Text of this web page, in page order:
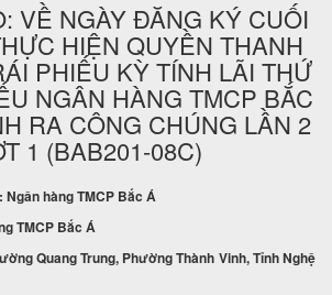
VỀ NGÀY ĐĂNG KÝ CUỐI
HIỆN QUYỀN THANH
PHIẾU KỲ TÍNH LÃI THỨ
NGÂN HÀNG TMCP BẮC
RA CÔNG CHÚNG LẦN 2
1 (BAB201-08C)
hàng TMCP Bắc Á
TMCP Bắc Á
Quang Trung, Phường Thành Vinh, Tỉnh Nghệ